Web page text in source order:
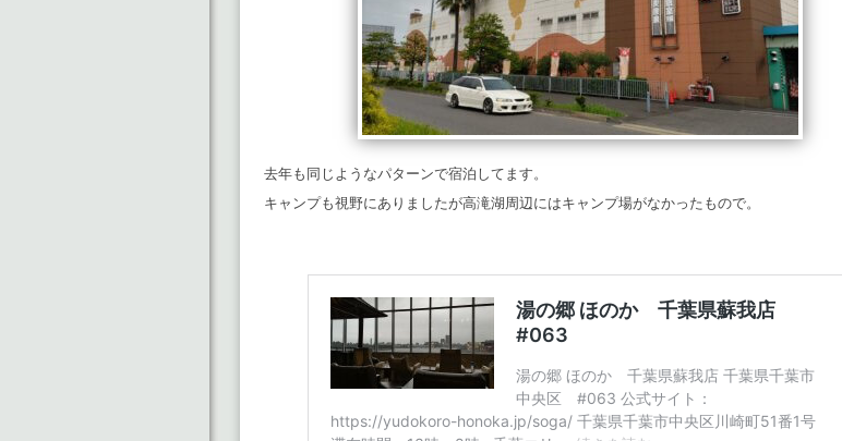
去年も同じようなパターンで宿泊してます。
キャンプも視野にありましたが高滝湖周辺にはキャンプ場がなかったもので。